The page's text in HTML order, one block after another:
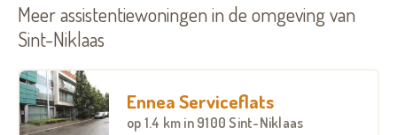
Meer assistentiewoningen in de omgeving van
Sint-Niklaas
Ennea Serviceflats
op 1.4 km in 9100 Sint-Niklaas